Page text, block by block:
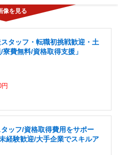
タッフ・転職初挑戦歓迎・土
費無料/資格取得支援」
ッフ/資格取得費用をサポー
経験歓迎/大手企業でスキルア